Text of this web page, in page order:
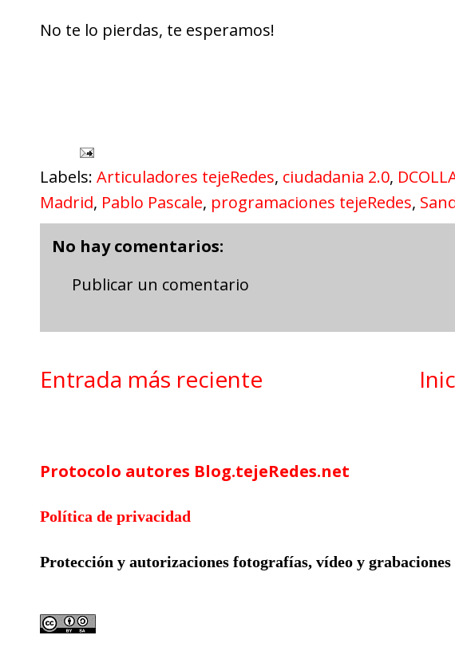
No te lo pierdas, te esperamos!
Labels: Articuladores tejeRedes, ciudadania 2.0,
Madrid, Pablo Pascale, programaciones tejeRedes,
No hay comentarios:
Publicar un comentario
Entrada más reciente
Protocolo autores Blog.tejeRedes.net
Política de privacidad
Protección y autorizaciones fotografías, vídeo y grabaciones